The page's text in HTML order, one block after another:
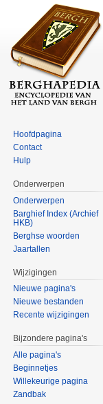
Hoofdpagina
Contact
Hulp
Onderwerpen
Onderwerpen
Barghief Index (Archief
HKB)
Berghse woorden
Jaartallen
Wijzigingen
Nieuwe pagina's
Nieuwe bestanden
Recente wijzigingen
Bijzondere pagina's
Alle pagina's
Beginnetjes
Willekeurige pagina
Zandbak